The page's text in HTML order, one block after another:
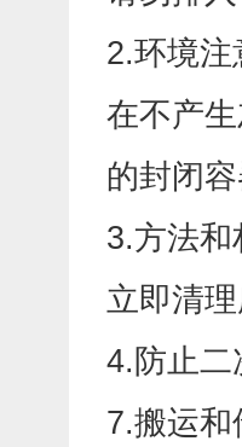
2.环境注
在不产
的封闭
3.方法和
立即清
4.防止
7.搬运和